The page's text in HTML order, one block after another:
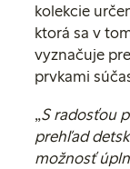
kolekcie
ktorá sa v
vyznačuje
prvkami
„S radosťou
prehľad
možnosť